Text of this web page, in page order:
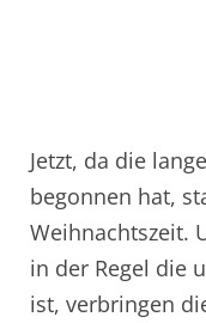
Jetzt, da die
begonnen hat,
Weihnachtszeit.
in der Regel die
ist, verbringen